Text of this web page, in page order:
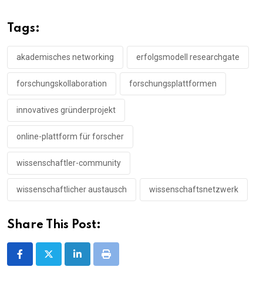
Tags:
akademisches networking erfolgsmodell researchgate
forschungskollaboration forschungsplattformen
innovatives gründerprojekt
online-plattform für forscher
wissenschaftler-community
wissenschaftlicher austausch wissenschaftsnetzwerk
Share This Post:
LinkedInPrint